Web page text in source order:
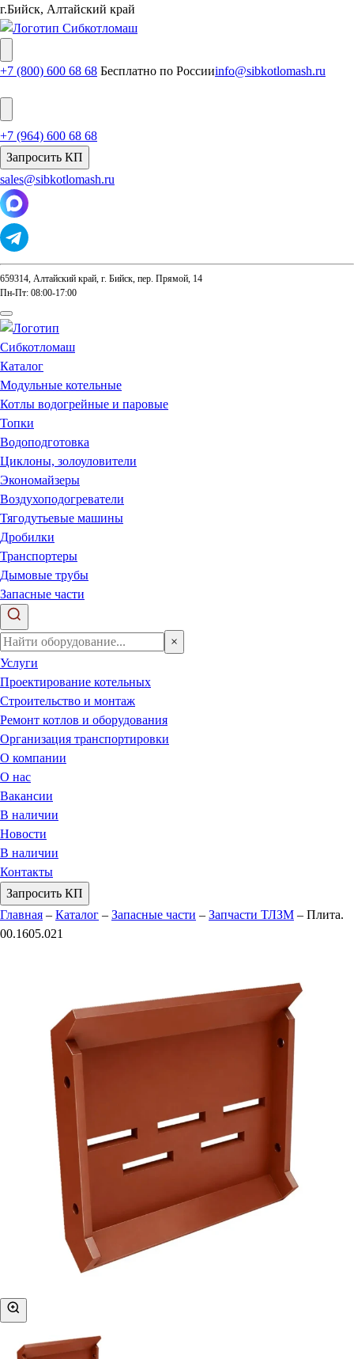
г.Бийск, Алтайский край
+7 (800) 600 68 68 Бесплатно по Россииinfo@sibkotlomash.ru
+7 (964) 600 68 68
Запросить КП
sales@sibkotlomash.ru
659314, Алтайский край, г. Бийск, пер. Прямой, 14
Пн-Пт: 08:00-17:00
Каталог
Модульные котельные
Котлы водогрейные и паровые
Топки
Водоподготовка
Циклоны, золоуловители
Экономайзеры
Воздухоподогреватели
Тягодутьевые машины
Дробилки
Транспортеры
Дымовые трубы
Запасные части
×
Услуги
Проектирование котельных
Строительство и монтаж
Ремонт котлов и оборудования
Организация транспортировки
О компании
О нас
Вакансии
В наличии
Новости
В наличии
Контакты
Запросить КП
Главная – Каталог – Запасные части – Запчасти ТЛЗМ – Плита.
00.1605.021